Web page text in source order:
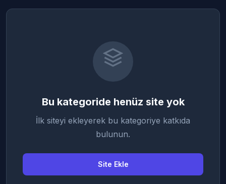
Bu kategoride henüz site yok
İlk siteyi ekleyerek bu kategoriye katkıda
bulunun.
Site Ekle